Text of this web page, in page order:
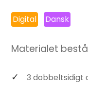
Digital Dansk
Materialet
3 dobbeltsidigt